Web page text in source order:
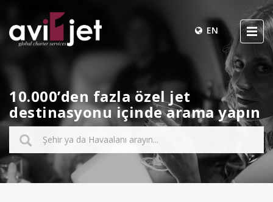
EN
10.000’den fazla özel jet
destinasyonu içinde arama yapın